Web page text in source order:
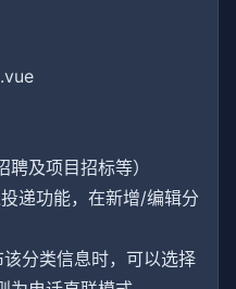
及项目招标等）
递功能，在新增/编辑分
分类信息时，可以选择